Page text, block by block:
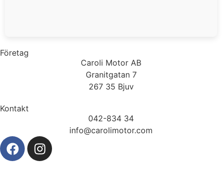
Företag
Caroli Motor AB
Granitgatan 7
267 35 Bjuv
Kontakt
042-834 34
info@carolimotor.com